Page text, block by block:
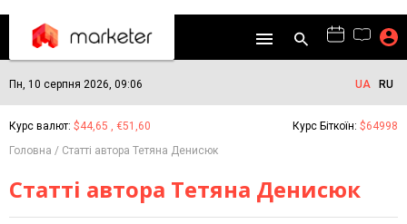
Пн, 10 серпня 2026, 09:06 UA RU
Курс валют: $44,65 , €51,60 Курс Біткоїн: $64998
Головна
Статті автора Тетяна Денисюк
Статті автора Тетяна Денисюк